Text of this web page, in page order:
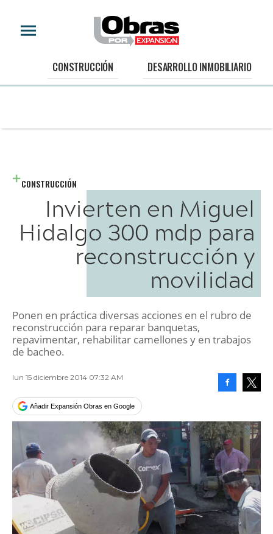
CONSTRUCCIÓN DESARROLLO INMOBILIARIO
CONSTRUCCIÓN
Invierten en Miguel
Hidalgo 300 mdp para
reconstrucción y
movilidad
Ponen en práctica diversas acciones en el rubro de
reconstrucción para reparar banquetas,
repavimentar, rehabilitar camellones y en trabajos
de bacheo.
lun 15 diciembre 2014 07:32 AM
Añadir Expansión Obras en Google